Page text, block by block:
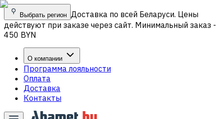
Выбрать регион Доставка по всей Беларуси. Цены
действуют при заказе через сайт. Минимальный заказ -
450 BYN
О компании
Программа лояльности
Оплата
Доставка
Контакты